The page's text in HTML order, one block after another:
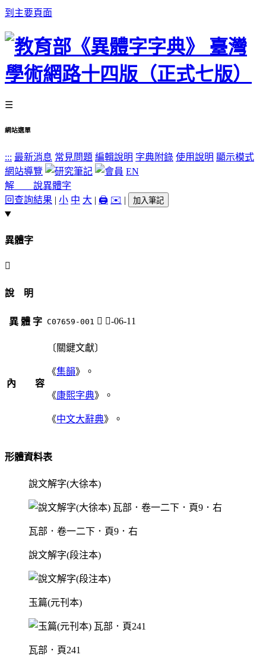
到主要頁面
☰
網站選單
::: 最新消息 常見問題 編輯說明 字典附錄 使用說明 顯示模式
網站導覽
EN
解 說異體字
回查詢結果 | 小 中 大 | 🖨️ ✉️ | 加入筆記
異體字
𤭃
說 明
異 體 字 C07659-001 𤭃 瓦-06-11
內 容
〔關鍵文獻〕
《集韻》。
《康熙字典》。
《中文大辭典》。
形體資料表
說文解字(大徐本)
瓦部．卷一二下．頁9．右
說文解字(段注本)
玉篇(元刊本)
瓦部．頁241